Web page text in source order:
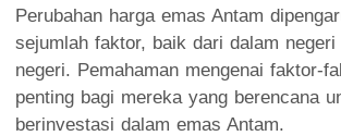
Perubahan harga emas Antam
sejumlah faktor, baik dari dalam negeri
negeri. Pemahaman mengenai faktor-
penting bagi mereka yang berencana
berinvestasi dalam emas Antam.